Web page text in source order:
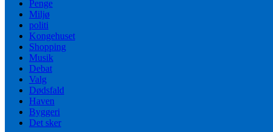
Penge
Miljø
politi
Kongehuset
Shopping
Musik
Debat
Valg
Dødsfald
Haven
Byggeri
Det sker